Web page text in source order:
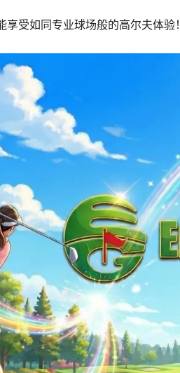
受如同专业球场般的高尔夫体验！